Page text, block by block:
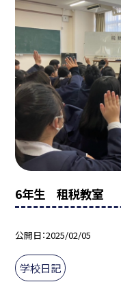
6年生 租税教室
公開日 2025/02/05
学校日記